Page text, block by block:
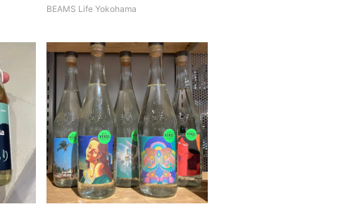
BEAMS Life Yokohama